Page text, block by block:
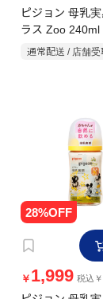
ピジョン 母乳
ラス Zoo 240ml
通常配送 / 店舗受
￥ 1,999 税込